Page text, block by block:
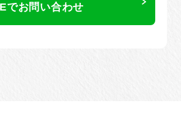
でお問い合わせ